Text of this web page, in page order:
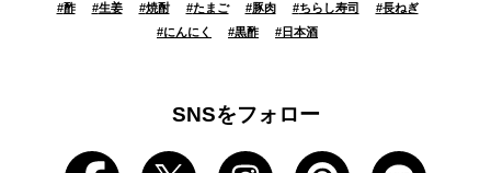
#酢 #生姜 #焼酎 #たまご #豚肉 #ちらし寿司 #長ねぎ
#にんにく #黒酢 # 日本酒
SNSをフォロー